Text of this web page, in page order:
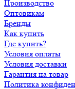
Производство
Оптовикам
Бренды
Как купить
Где купить?
Условия оплаты
Условия доставки
Гарантия на товар
Политика